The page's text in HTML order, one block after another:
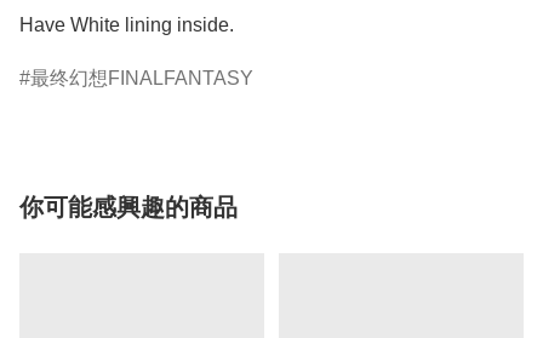
Have White lining inside.
最终幻想FINALFANTASY
你可能感興趣的商品